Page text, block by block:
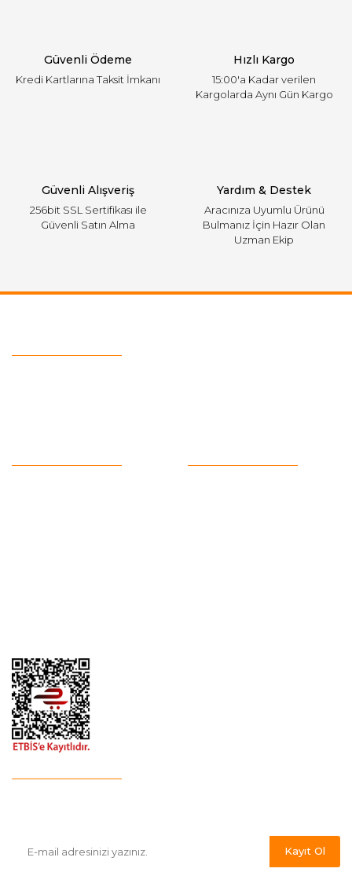
Güvenli Ödeme
Kredi Kartlarına Taksit İmkanı
Hızlı Kargo
15:00'a Kadar verilen
Kargolarda Aynı Gün Kargo
Güvenli Alışveriş
256bit SSL Sertifikası ile
Güvenli Satın Alma
Yardım & Destek
Aracınıza Uyumlu Ürünü
Bulmanız İçin Hazır Olan
Uzman Ekip
Kayıt Ol